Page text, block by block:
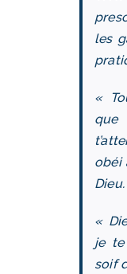
les
«
que
obéi
«
je te
soif